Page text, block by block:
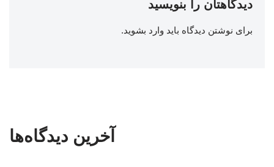
دیدگاهتان را بنویسید
برای نوشتن دیدگاه باید وارد بشوید.
آخرین دیدگاه‌ها